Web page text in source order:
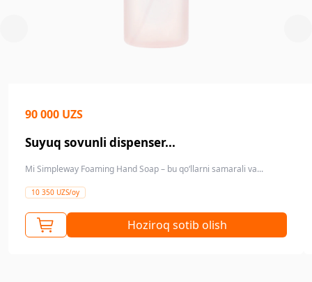
90 000 UZS
Suyuq sovunli dispenser...
Mi Simpleway Foaming Hand Soap – bu qo‘llarni samarali va...
10 350 UZS/oy
Hoziroq sotib olish